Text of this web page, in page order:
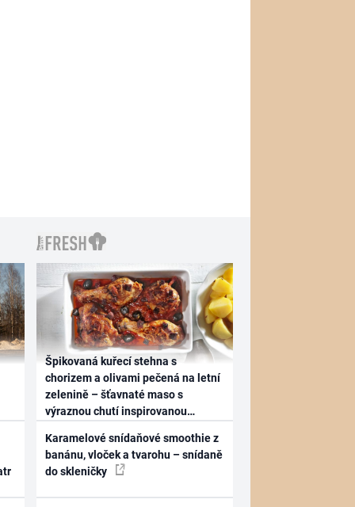
Špikovaná kuřecí stehna s
chorizem a olivami pečená na letní
zelenině – šťavnaté maso s
výraznou chutí inspirovanou
Karamelové snídaňové smoothie z
banánu, vloček a tvarohu – snídaně
do skleničky